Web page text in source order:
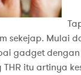
sekejap. Mulai
gadget
THR itu artinya